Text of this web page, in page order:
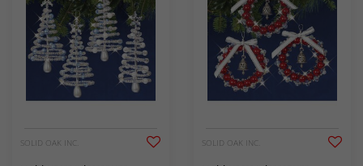
SOLID OAK INC. SOLID OAK INC.